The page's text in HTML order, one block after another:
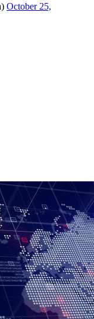
October 25,